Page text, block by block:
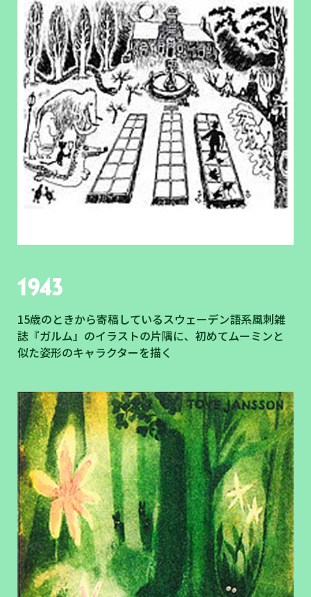
1943
15歳のときから寄稿しているスウェーデン語系風刺雑
誌『ガルム』のイラストの片隅に、初めてムーミンと
似た姿形のキャラクターを描く